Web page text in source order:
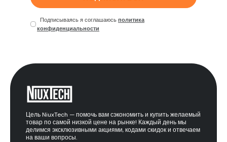
Подписываясь я соглашаюсь политика
конфиденциальности
Цель NiuxTech — помочь вам сэкономить и купить желаемый
товар по самой низкой цене на рынке! Каждый день мы
делимся эксклюзивными акциями, кодами скидок и отвечаем
на ваши вопросы.